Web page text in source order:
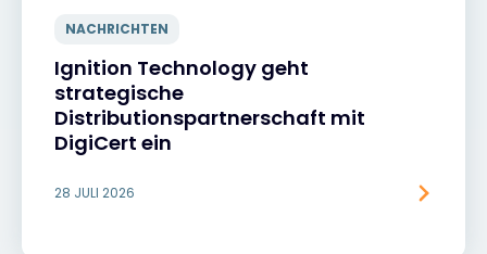
NACHRICHTEN
Ignition Technology geht
strategische
Distributionspartnerschaft mit
DigiCert ein
28 JULI 2026